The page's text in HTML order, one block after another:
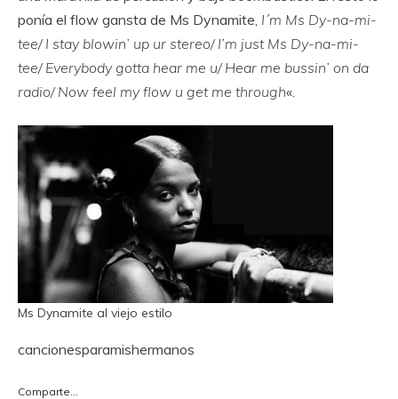
ponía el flow gansta de Ms Dynamite, I´m Ms Dy-na-mi-
tee/ I stay blowin’ up ur stereo/ I’m just Ms Dy-na-mi-
tee/ Everybody gotta hear me u/ Hear me bussin’ on da
radio/ Now feel my flow u get me through«.
Ms Dynamite al viejo estilo
cancionesparamishermanos
Comparte...